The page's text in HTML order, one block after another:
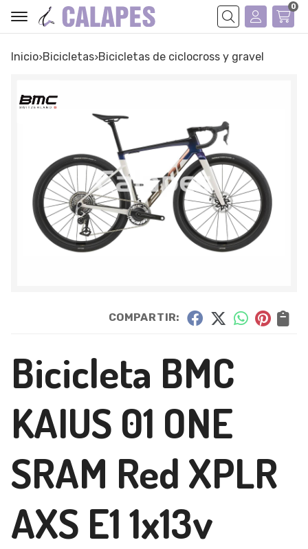
Buscar
0
Inicio bicicletas bicicletas de ciclocross y gravel
COMPARTIR:
Bicicleta BMC
KAIUS 01 ONE
SRAM Red XPLR
AXS E1 1x13v